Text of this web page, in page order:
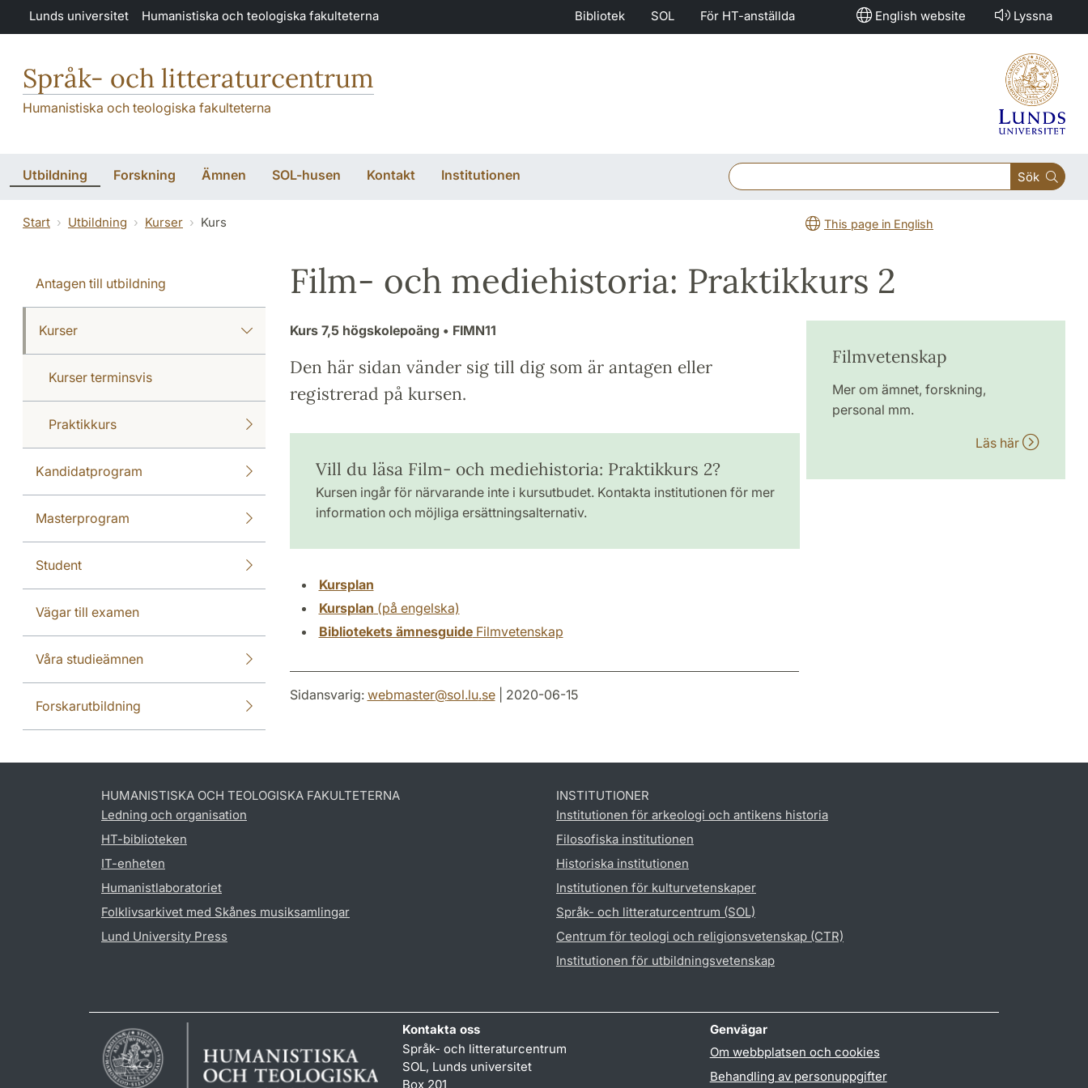
Hoppa till huvudinnehåll
Lunds universitet Humanistiska och teologiska fakulteterna Bibliotek SOL För HT-anställda English website Lyssna
Språk- och litteraturcentrum
Humanistiska och teologiska fakulteterna
Utbildning Forskning Ämnen SOL-husen Kontakt Institutionen Sök
Start Utbildning Kurser Kurs This page in English
Antagen till utbildning
Kurser
Kurser terminsvis
Praktikkurs
Kandidatprogram
Masterprogram
Student
Vägar till examen
Våra studieämnen
Forskarutbildning
Film- och mediehistoria: Praktikkurs 2
Kurs 7,5 högskolepoäng • FIMN11
Den här sidan vänder sig till dig som är antagen eller
registrerad på kursen.
Vill du läsa Film- och mediehistoria: Praktikkurs 2?
Kursen ingår för närvarande inte i kursutbudet. Kontakta institutionen för mer
information och möjliga ersättningsalternativ.
Kursplan
Kursplan (på engelska)
Bibliotekets ämnesguideFilmvetenskap
Filmvetenskap
Mer om ämnet, forskning,
personal mm.
Läs här
Sidansvarig: webmaster@sol.lu.se| 2020-06-15
HUMANISTISKA OCH TEOLOGISKA FAKULTETERNA
Ledning och organisation
HT-biblioteken
IT-enheten
Humanistlaboratoriet
Folklivsarkivet med Skånes musiksamlingar
Lund University Press
INSTITUTIONER
Institutionen för arkeologi och antikens historia
Filosofiska institutionen
Historiska institutionen
Institutionen för kulturvetenskaper
Språk- och litteraturcentrum (SOL)
Centrum för teologi och religionsvetenskap (CTR)
Institutionen för utbildningsvetenskap
Kontakta oss
Språk- och litteraturcentrum
SOL, Lunds universitet
Box 201
Genvägar
Om webbplatsen och cookies
Behandling av personuppgifter